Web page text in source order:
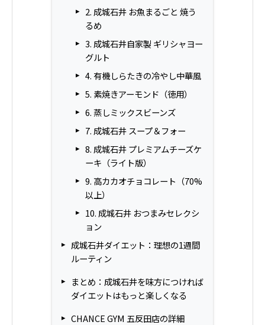
2. 成城石井 お魚まるごと 焼う
るめ
3. 成城石井自家製 ギリシャヨー
グルト
4. 有機しらたきの冷やし中華風
5. 素焼きアーモンド（徳用）
6. 蒸しミックスビーンズ
7. 成城石井 スープ＆フォー
8. 成城石井 プレミアムチーズケ
ーキ（ライト版）
9. 高カカオチョコレート（70%
以上）
10. 成城石井 おつまみセレクシ
ョン
成城石井ダイエット：理想の1週間
ルーティン
まとめ：成城石井を味方につければ
ダイエットはもっと楽しくなる
CHANCE GYM 五反田店の詳細